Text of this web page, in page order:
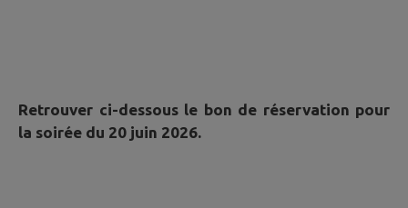
Retrouver ci-dessous le bon de réservation pour
la soirée du 20 juin 2026.